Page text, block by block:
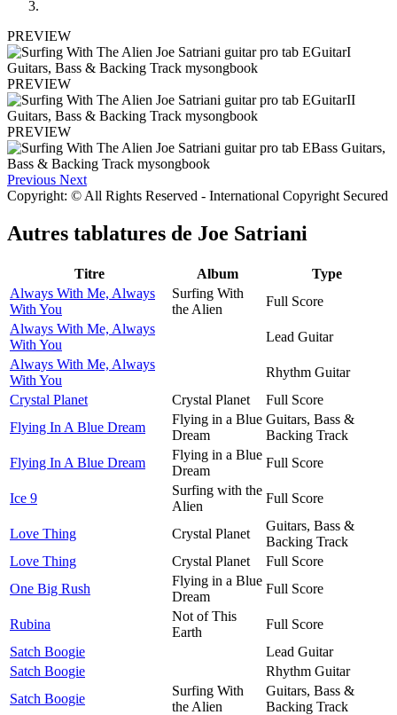
PREVIEW
PREVIEW
PREVIEW
Previous Next
Copyright: © All Rights Reserved - International Copyright Secured
Autres tablatures de Joe Satriani
Titre Album
Type
Always With Me, Always
With You
Surfing With
the Alien
Full Score
Always With Me, Always
With You
Lead Guitar
Always With Me, Always
With You
Rhythm Guitar
Crystal Planet
Crystal Planet
Full Score
Flying In A Blue Dream
Flying in a Blue
Dream
Guitars, Bass &
Backing Track
Flying In A Blue Dream
Flying in a Blue
Dream
Full Score
Ice 9
Surfing with the
Alien
Full Score
Love Thing Crystal Planet
Guitars, Bass &
Backing Track
Love Thing
Crystal Planet
Full Score
One Big Rush
Flying in a Blue
Dream
Full Score
Rubina
Not of This
Earth
Full Score
Satch Boogie
Lead Guitar
Satch Boogie
Rhythm Guitar
Satch Boogie
Surfing With
the Alien
Guitars, Bass &
Backing Track